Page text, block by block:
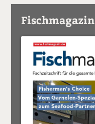
Fischmagazin